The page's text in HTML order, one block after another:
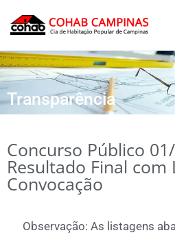
conteúdo
Transparência
Concurso Público
Resultado Final com
Convocação
Observação: As listagens